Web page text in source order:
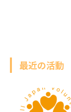
最近の活動